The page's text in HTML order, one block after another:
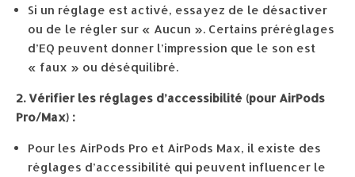
Si un réglage est activé, essayez de le désactiver
ou de le régler sur « Aucun ». Certains préréglages
d’EQ peuvent donner l’impression que le son est
« faux » ou déséquilibré.
2. Vérifier les réglages d’accessibilité (pour AirPods
Pro/Max) :
Pour les AirPods Pro et AirPods Max, il existe des
réglages d’accessibilité qui peuvent influencer le